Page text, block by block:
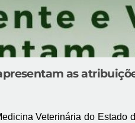
as
Veterinária do